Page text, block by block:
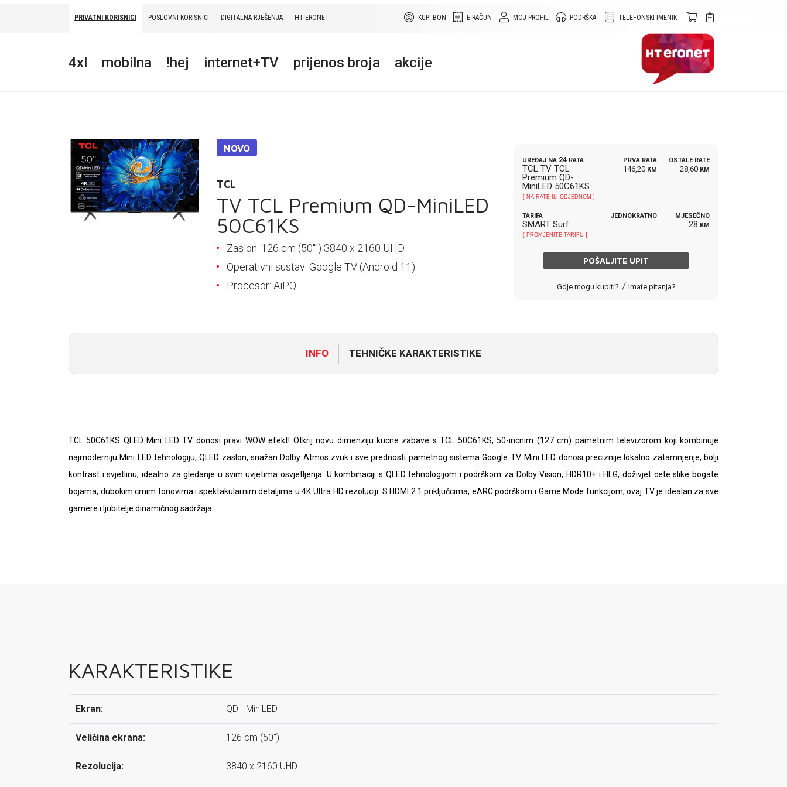
TELEFONSKI IMENIK
PODRŠKA
MOJ PROFIL
E-RAČUN
KUPI BON
PRIVATNI KORISNICI POSLOVNI KORISNICI DIGITALNA RJEŠENJA HT ERONET
4xl mobilna !hej internet+TV prijenos broja akcije
PRIJENOS BROJA
NOVO
TCL
TV TCL Premium QD-MiniLED
50C61KS
Zaslon: 126 cm (50'''') 3840 x 2160 UHD
Operativni sustav: Google TV (Android 11)
Procesor: AiPQ
UREĐAJ NA 24 RATA
TCL TV TCL
Premium QD-
MiniLED 50C61KS
[ NA RATE ILI ODJEDNOM ]
PRVA RATA
146,20 KM
OSTALE RATE
28,60 KM
TARIFA
SMART Surf
[ PROMJENITE TARIFU ]
JEDNOKRATNO MJESEČNO
28 KM
POŠALJITE UPIT
Gdje mogu kupiti? / Imate pitanja?
INFO TEHNIČKE KARAKTERISTIKE
TCL 50C61KS QLED Mini LED TV donosi pravi WOW efekt! Otkrij novu dimenziju kucne zabave s TCL 50C61KS, 50-incnim (127 cm) pametnim televizorom koji kombinuje
najmoderniju Mini LED tehnologiju, QLED zaslon, snažan Dolby Atmos zvuk i sve prednosti pametnog sistema Google TV. Mini LED donosi preciznije lokalno zatamnjenje, bolji
kontrast i svjetlinu, idealno za gledanje u svim uvjetima osvjetljenja. U kombinaciji s QLED tehnologijom i podrškom za Dolby Vision, HDR10+ i HLG, doživjet cete slike bogate
bojama, dubokim crnim tonovima i spektakularnim detaljima u 4K Ultra HD rezoluciji. S HDMI 2.1 priključcima, eARC podrškom i Game Mode funkcijom, ovaj TV je idealan za sve
gamere i ljubitelje dinamičnog sadržaja.
KARAKTERISTIKE
Ekran: QD - MiniLED
Veličina ekrana: 126 cm (50'')
Rezolucija: 3840 x 2160 UHD